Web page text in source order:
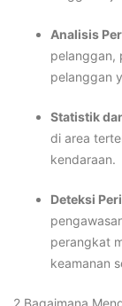
Analisis
pelanggan,
pelanggan
Statistik
di area
kendaraan.
Deteksi
perangkat
keamanan
2.Bagaimana